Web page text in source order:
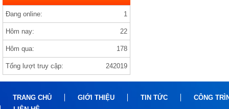
Gạch india 1000×1000 ANVI BIANCO
Đang online: 1
Hôm nay: 22
Hôm qua: 178
Tổng lượt truy cập: 242019
TRANG CHỦ GIỚI THIỆU TIN TỨC
CÔNG